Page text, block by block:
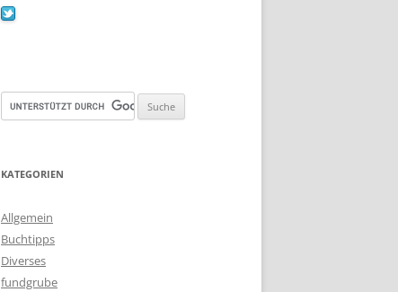
KATEGORIEN
Allgemein
Buchtipps
Diverses
fundgrube